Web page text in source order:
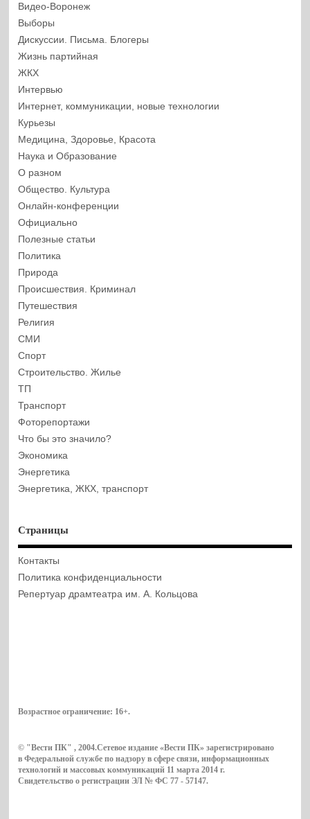
Видео-Воронеж
Выборы
Дискуссии. Письма. Блогеры
Жизнь партийная
ЖКХ
Интервью
Интернет, коммуникации, новые технологии
Курьезы
Медицина, Здоровье, Красота
Наука и Образование
О разном
Общество. Культура
Онлайн-конференции
Официально
Полезные статьи
Политика
Природа
Происшествия. Криминал
Путешествия
Религия
СМИ
Спорт
Строительство. Жилье
ТП
Транспорт
Фоторепортажи
Что бы это значило?
Экономика
Энергетика
Энергетика, ЖКХ, транспорт
Страницы
Контакты
Политика конфиденциальности
Репертуар драмтеатра им. А. Кольцова
Возрастное ограничение: 16+.
© "Вести ПК" , 2004.Сетевое издание «Вести ПК» зарегистрировано
в Федеральной службе по надзору в сфере связи, информационных
технологий и массовых коммуникаций 11 марта 2014 г.
Свидетельство о регистрации ЭЛ № ФС 77 - 57147.